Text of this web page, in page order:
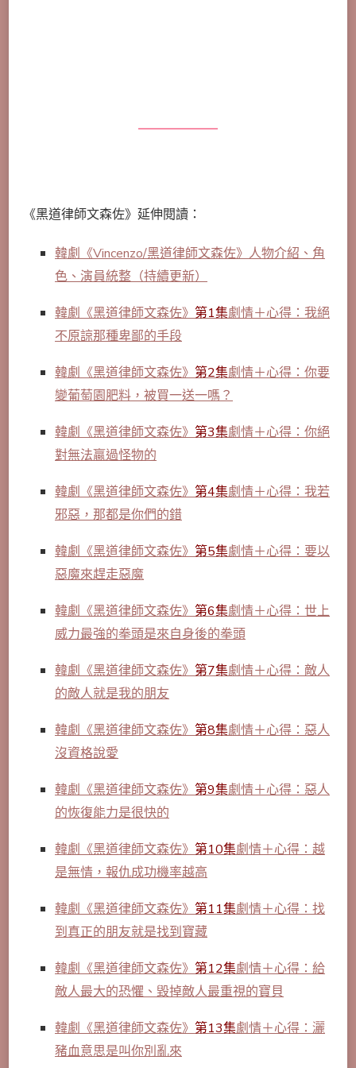
《黑道律師文森佐》延伸閱讀：
韓劇《Vincenzo/黑道律師文森佐》人物介紹、角
色、演員統整（持續更新）
韓劇《黑道律師文森佐》 第1集劇情＋心得：我絕
不原諒那種卑鄙的手段
韓劇《黑道律師文森佐》 第2集劇情＋心得：你要
變葡萄園肥料，被買一送一嗎？
韓劇《黑道律師文森佐》 第3集劇情＋心得：你絕
對無法贏過怪物的
韓劇《黑道律師文森佐》 第4集劇情＋心得：我若
邪惡，那都是你們的錯
韓劇《黑道律師文森佐》 第5集劇情＋心得：要以
惡魔來趕走惡魔
韓劇《黑道律師文森佐》 第6集劇情＋心得：世上
威力最強的拳頭是來自身後的拳頭
韓劇《黑道律師文森佐》 第7集劇情＋心得：敵人
的敵人就是我的朋友
韓劇《黑道律師文森佐》 第8集劇情＋心得：惡人
沒資格說愛
韓劇《黑道律師文森佐》 第9集劇情＋心得：惡人
的恢復能力是很快的
韓劇《黑道律師文森佐》 第10集劇情＋心得：越
是無情，報仇成功機率越高
韓劇《黑道律師文森佐》 第11集劇情＋心得：找
到真正的朋友就是找到寶藏
韓劇《黑道律師文森佐》 第12集劇情＋心得：給
敵人最大的恐懼、毀掉敵人最重視的寶貝
韓劇《黑道律師文森佐》 第13集劇情＋心得：灑
豬血意思是叫你別亂來